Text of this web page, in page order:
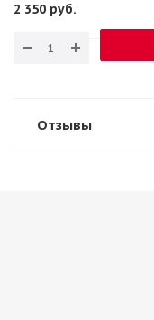
2 350 руб.
Отзывы